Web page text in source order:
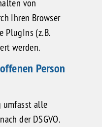
von
Ihren Browser
PlugIns (z.B.
werden.
Person
umfasst alle
der DSGVO.